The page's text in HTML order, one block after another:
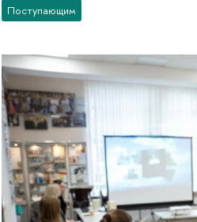
Поступающим